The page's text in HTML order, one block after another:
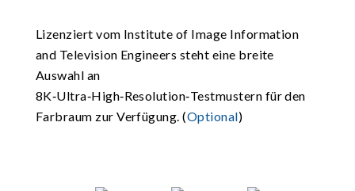
Lizenziert vom Institute of Image Information
and Television Engineers steht eine breite
Auswahl an
8K‑Ultra‑High‑Resolution‑Testmustern für den
Farbraum zur Verfügung. (Optional)